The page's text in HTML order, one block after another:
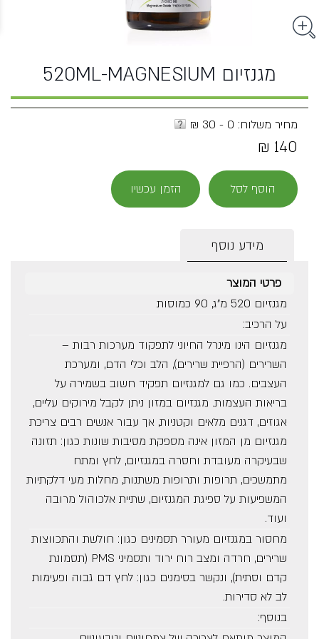
מגנזיום 520ML-MAGNESIUM
מחיר משלוח: 0 - 30 ₪
140 ₪
הוסף לסל הזמן עכשיו
מידע נוסף
פרטי המוצר
מגנזיום 520 מ"ג, 90 כמוסות
על הרכיב:
מגנזיום הינו מינרל החיוני לתפקוד מערכות רבות –
השרירים (הרפיית שרירים), הלב וכלי הדם, ומערכת
העצבים. כמו גם למגנזיום תפקיד חשוב בשמירה על
בריאות העצמות. מגנזיום במזון ניתן לקבל מירוקים עליים,
אגוזים, דגנים מלאים וקטניות, אך עבור אנשים רבים צריכת
מגנזיום מן המזון אינה מספקת מסיבות שונות כגון: תזונה
שבעיקרה מעובדת וחסרה במגנזיום, לחץ ומתח
מתמשכים, תרופות ותרופות משתנות, מחלות מעי דלקתיות
המשפיעות על ספיגת המגנזיום, שתיית אלכוהול מרובה
ועוד.
מחסור במגנזיום מעורר תסמינים כגון: חולשת והתכווצות
שרירים, חרדה ומצב רוח ירוד ותסמיני PMS (תסמונת
קדם וסתית), ונקשר בסימנים כגון: לחץ דם גבוה ופעימות
לב לא סדירות.
בנוסף: